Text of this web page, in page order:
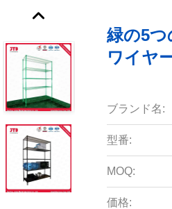
緑の5つ
ワイヤ
ブランド名:
型番:
MOQ:
価格: